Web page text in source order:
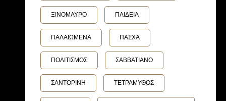
ΞΙΝΟΜΑΥΡΟ ΠΑΙΔΕΙΑ
ΠΑΛΑΙΩΜΕΝΑ ΠΑΣΧΑ
ΠΟΛΙΤΙΣΜΟΣ ΣΑΒΒΑΤΙΑΝΟ
ΣΑΝΤΟΡΙΝΗ ΤΕΤΡΑΜΥΘΟΣ